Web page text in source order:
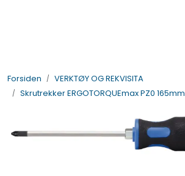
Forsiden
VERKTØY OG REKVISITA
Skrutrekker ERGOTORQUEmax PZ0 165mm
ELEKTRISK